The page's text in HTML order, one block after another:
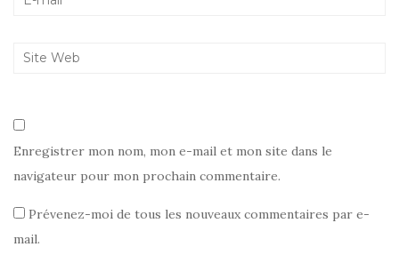
Enregistrer mon nom, mon e-mail et mon site dans le
navigateur pour mon prochain commentaire.
Prévenez-moi de tous les nouveaux commentaires par e-
mail.